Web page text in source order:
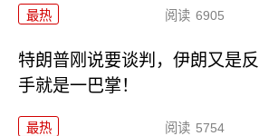
最热 阅读 6905
特朗普刚说要谈判，伊朗又是反
手就是一巴掌！
最热 阅读 5754